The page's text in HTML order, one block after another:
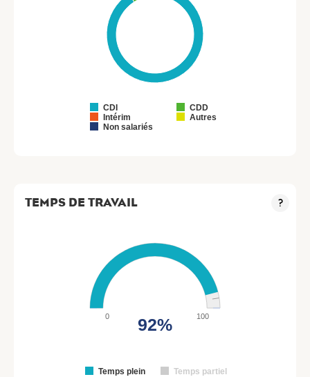
CDI
CDD
Intérim
Autres
Non salariés
TEMPS DE TRAVAIL ?
Temps plein Temps partiel
0 100
92%